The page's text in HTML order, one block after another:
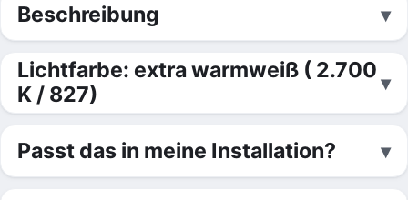
Beschreibung
Lichtfarbe: extra warmweiß ( 2.700
K / 827)
Passt das in meine Installation?